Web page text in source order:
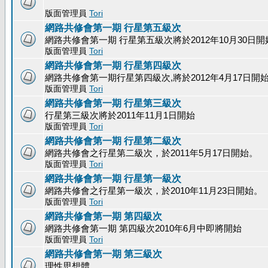
版面管理員 Tori
網路共修會第一期 行星第五級次
網路共修會第一期 行星第五級次將於2012年10月30日開
版面管理員 Tori
網路共修會第一期 行星第四級次
網路共修會第一期行星第四級次,將於2012年4月17日開
版面管理員 Tori
網路共修會第一期 行星第三級次
行星第三級次將於2011年11月1日開始
版面管理員 Tori
網路共修會第一期 行星第二級次
網路共修會之行星第二級次，於2011年5月17日開始。
版面管理員 Tori
網路共修會第一期 行星第一級次
網路共修會之行星第一級次，於2010年11月23日開始。
版面管理員 Tori
網路共修會第一期 第四級次
網路共修會第一期 第四級次2010年6月中即將開始
版面管理員 Tori
網路共修會第一期 第三級次
理性思想體